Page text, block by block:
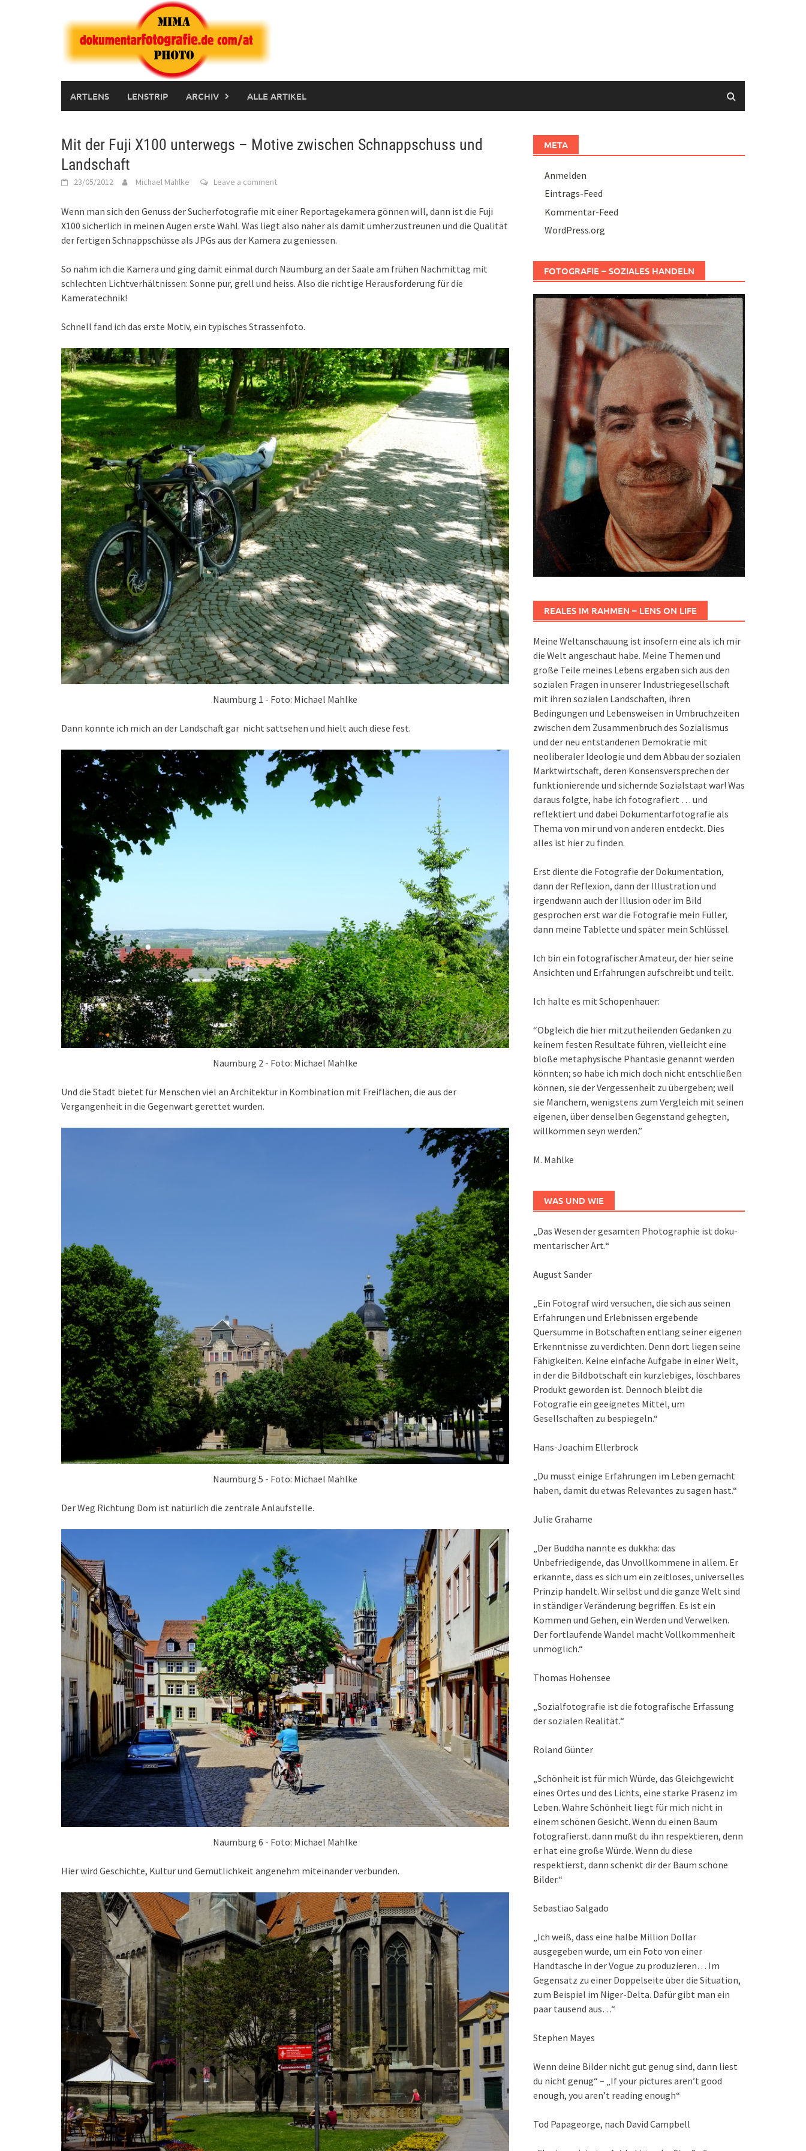
ARTLENS LENSTRIP ARCHIV ALLE ARTIKEL
Mit der Fuji X100 unterwegs – Motive zwischen Schnappschuss und
Landschaft
23/05/2012 Michael Mahlke Leave a comment
Wenn man sich den Genuss der Sucherfotografie mit einer Reportagekamera gönnen will, dann ist die Fuji
X100 sicherlich in meinen Augen erste Wahl. Was liegt also näher als damit umherzustreunen und die Qualität
der fertigen Schnappschüsse als JPGs aus der Kamera zu geniessen.
So nahm ich die Kamera und ging damit einmal durch Naumburg an der Saale am frühen Nachmittag mit
schlechten Lichtverhältnissen: Sonne pur, grell und heiss. Also die richtige Herausforderung für die
Kameratechnik!
Schnell fand ich das erste Motiv, ein typisches Strassenfoto.
Naumburg 1 - Foto: Michael Mahlke
Dann konnte ich mich an der Landschaft gar nicht sattsehen und hielt auch diese fest.
Naumburg 2 - Foto: Michael Mahlke
Und die Stadt bietet für Menschen viel an Architektur in Kombination mit Freiflächen, die aus der
Vergangenheit in die Gegenwart gerettet wurden.
Naumburg 5 - Foto: Michael Mahlke
Der Weg Richtung Dom ist natürlich die zentrale Anlaufstelle.
Naumburg 6 - Foto: Michael Mahlke
Hier wird Geschichte, Kultur und Gemütlichkeit angenehm miteinander verbunden.
META
Anmelden
Eintrags-Feed
Kommentar-Feed
WordPress.org
FOTOGRAFIE – SOZIALES HANDELN
REALES IM RAHMEN – LENS ON LIFE
Meine Weltanschauung ist insofern eine als ich mir
die Welt angeschaut habe. Meine Themen und
große Teile meines Lebens ergaben sich aus den
sozialen Fragen in unserer Industriegesellschaft
mit ihren sozialen Landschaften, ihren
Bedingungen und Lebensweisen in Umbruchzeiten
zwischen dem Zusammenbruch des Sozialismus
und der neu entstandenen Demokratie mit
neoliberaler Ideologie und dem Abbau der sozialen
Marktwirtschaft, deren Konsensversprechen der
funktionierende und sichernde Sozialstaat war! Was
daraus folgte, habe ich fotografiert … und
reflektiert und dabei Dokumentarfotografie als
Thema von mir und von anderen entdeckt. Dies
alles ist hier zu finden.
Erst diente die Fotografie der Dokumentation,
dann der Reflexion, dann der Illustration und
irgendwann auch der Illusion oder im Bild
gesprochen erst war die Fotografie mein Füller,
dann meine Tablette und später mein Schlüssel.
Ich bin ein fotografischer Amateur, der hier seine
Ansichten und Erfahrungen aufschreibt und teilt.
Ich halte es mit Schopenhauer:
“Obgleich die hier mitzutheilenden Gedanken zu
keinem festen Resultate führen, vielleicht eine
bloße metaphysische Phantasie genannt werden
könnten; so habe ich mich doch nicht entschließen
können, sie der Vergessenheit zu übergeben; weil
sie Manchem, wenigstens zum Vergleich mit seinen
eigenen, über denselben Gegenstand gehegten,
willkommen seyn werden.”
M. Mahlke
WAS UND WIE
„Das We­sen der ge­sam­ten Pho­to­gra­phie ist do­ku­
men­ta­ri­scher Art.“
August Sander
„Ein Fotograf wird versuchen, die sich aus seinen
Erfahrungen und Erlebnissen ergebende
Quersumme in Botschaften entlang seiner eigenen
Erkenntnisse zu verdichten. Denn dort liegen seine
Fähigkeiten. Keine einfache Aufgabe in einer Welt,
in der die Bildbotschaft ein kurzlebiges, löschbares
Produkt geworden ist. Dennoch bleibt die
Fotografie ein geeignetes Mittel, um
Gesellschaften zu bespiegeln.“
Hans-Joachim Ellerbrock
„Du musst einige Erfahrungen im Leben gemacht
haben, damit du etwas Relevantes zu sagen hast.“
Julie Grahame
„Der Buddha nannte es dukkha: das
Unbefriedigende, das Unvollkommene in allem. Er
erkannte, dass es sich um ein zeitloses, universelles
Prinzip handelt. Wir selbst und die ganze Welt sind
in ständiger Veränderung begriffen. Es ist ein
Kommen und Gehen, ein Werden und Verwelken.
Der fortlaufende Wandel macht Vollkommenheit
unmöglich.“
Thomas Hohensee
„Sozialfotografie ist die fotografische Erfassung
der sozialen Realität.“
Roland Günter
„Schönheit ist für mich Würde, das Gleichgewicht
eines Ortes und des Lichts, eine starke Präsenz im
Leben. Wahre Schönheit liegt für mich nicht in
einem schönen Gesicht. Wenn du einen Baum
fotografierst. dann mußt du ihn respektieren, denn
er hat eine große Würde. Wenn du diese
respektierst, dann schenkt dir der Baum schöne
Bilder.“
Sebastiao Salgado
„Ich weiß, dass eine halbe Million Dollar
ausgegeben wurde, um ein Foto von einer
Handtasche in der Vogue zu produzieren… Im
Gegensatz zu einer Doppelseite über die Situation,
zum Beispiel im Niger-Delta. Dafür gibt man ein
paar tausend aus…“
Stephen Mayes
Wenn deine Bilder nicht gut genug sind, dann liest
du nicht genug“ – „If your pictures aren’t good
enough, you aren’t reading enough“
Tod Papageorge, nach David Campbell